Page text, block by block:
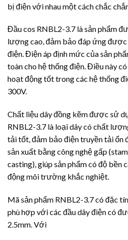
bị điện với nhau một cách chắc
Đầu cos RNBL2-3.7 là sản phẩm
lượng cao, đảm bảo đáp ứng được
điện. Điện áp định mức của sản
toàn cho hệ thống điện. Điều này
hoạt động tốt trong các hệ thống
300V.
Chất liệu dây đồng kẽm được sử
RNBL2-3.7 là loại dây có chất
tải tốt, đảm bảo điện truyền tải ổn
sản xuất bằng công nghệ gấp
casting), giúp sản phẩm có độ bền
động môi trường khắc nghiệt.
Mã sản phẩm RNBL2-3.7 có đặc
phù hợp với các đầu dây điện có
2.5mm. Với